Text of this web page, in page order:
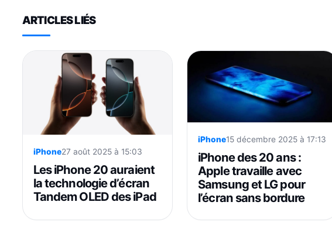
ARTICLES LIÉS
iPhone27 août 2025 à 15:03
Les iPhone 20 auraient
la technologie d’écran
Tandem OLED des iPad
iPhone15 décembre 2025 à 17:13
iPhone des 20 ans :
Apple travaille avec
Samsung et LG pour
l’écran sans bordure